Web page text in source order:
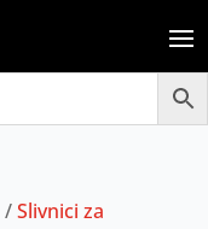
/Slivnici za